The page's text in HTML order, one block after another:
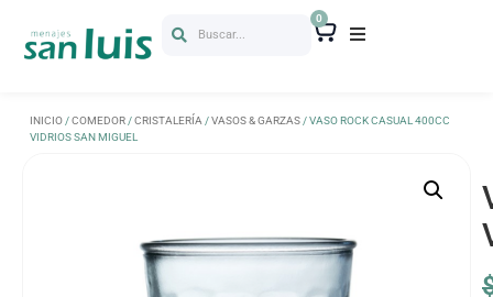
Buscar...
0
INICIO /COMEDOR /CRISTALERÍA /VASOS & GARZAS / VASO ROCK CASUAL 400CC
VIDRIOS SAN MIGUEL